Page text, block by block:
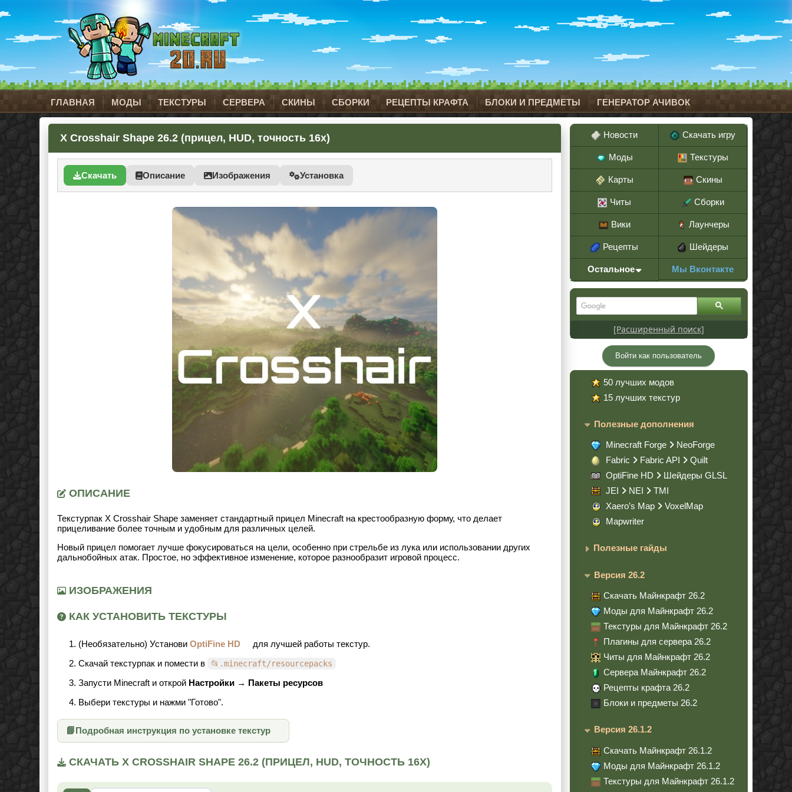
ГЛАВНАЯ МОДЫ ТЕКСТУРЫ СЕРВЕРА СКИНЫ СБОРКИ РЕЦЕПТЫ КРАФТА БЛОКИ И ПРЕДМЕТЫ ГЕНЕРАТОР АЧИВОК
X Crosshair Shape 26.2 (прицел, HUD, точность 16x)
Скачать Описание Изображения Установка
ОПИСАНИЕ
Текстурпак X Crosshair Shape заменяет стандартный прицел Minecraft на крестообразную форму, что делает
прицеливание более точным и удобным для различных целей.
Новый прицел помогает лучше фокусироваться на цели, особенно при стрельбе из лука или использовании других
дальнобойных атак. Простое, но эффективное изменение, которое разнообразит игровой процесс.
ИЗОБРАЖЕНИЯ
КАК УСТАНОВИТЬ ТЕКСТУРЫ
(Необязательно) Установи OptiFine HD
для лучшей работы текстур.
Скачай текстурпак и помести в
📂.minecraft/resourcepacks
Запусти Minecraft и открой Настройки → Пакеты ресурсов
Выбери текстуры и нажми "Готово".
📘Подробная инструкция по установке текстур
СКАЧАТЬ X CROSSHAIR SHAPE 26.2 (ПРИЦЕЛ, HUD, ТОЧНОСТЬ 16X)
Новости Скачать игру
Моды Текстуры
Карты Скины
Читы Сборки
Вики Лаунчеры
Рецепты Шейдеры
Остальное Мы Вконтакте
[Расширенный поиск]
Войти как пользователь
50 лучших модов
15 лучших текстур
Полезные дополнения
Minecraft Forge
NeoForge
Fabric
Fabric API
Quilt
OptiFine HD
Шейдеры GLSL
JEI
NEI
TMI
Xaero’s Map
VoxelMap
Mapwriter
Полезные гайды
Версия 26.2
Скачать Майнкрафт 26.2
Моды для Майнкрафт 26.2
Текстуры для Майнкрафт 26.2
Плагины для сервера 26.2
Читы для Майнкрафт 26.2
Сервера Майнкрафт 26.2
Рецепты крафта 26.2
Блоки и предметы 26.2
Версия 26.1.2
Скачать Майнкрафт 26.1.2
Моды для Майнкрафт 26.1.2
Текстуры для Майнкрафт 26.1.2